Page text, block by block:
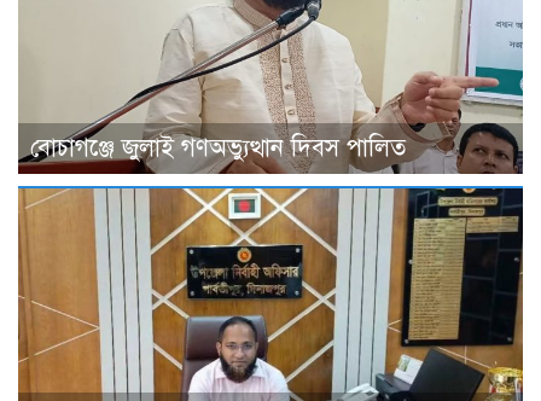
বোচাগঞ্জে জুলাই গণঅভ্যুত্থান দিবস পালিত